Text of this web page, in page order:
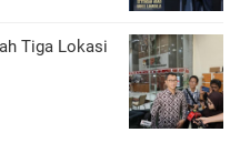
Tiga Lokasi